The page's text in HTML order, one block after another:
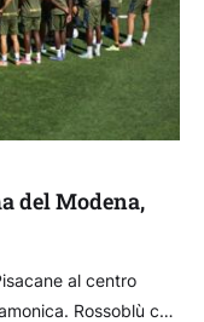
del Modena,
al centro
Rossoblù che